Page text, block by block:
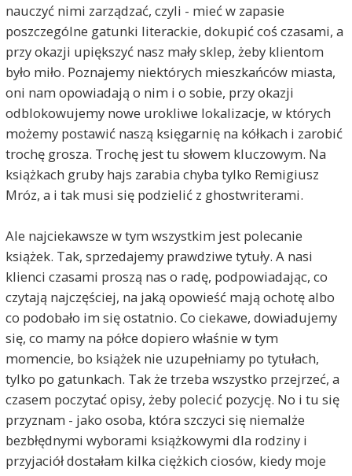
nauczyć nimi zarządzać, czyli - mieć w zapasie
poszczególne gatunki literackie, dokupić coś czasami, a
przy okazji upiększyć nasz mały sklep, żeby klientom
było miło. Poznajemy niektórych mieszkańców miasta,
oni nam opowiadają o nim i o sobie, przy okazji
odblokowujemy nowe urokliwe lokalizacje, w których
możemy postawić naszą księgarnię na kółkach i zarobić
trochę grosza. Trochę jest tu słowem kluczowym. Na
książkach gruby hajs zarabia chyba tylko Remigiusz
Mróz, a i tak musi się podzielić z ghostwriterami.
Ale najciekawsze w tym wszystkim jest polecanie
książek. Tak, sprzedajemy prawdziwe tytuły. A nasi
klienci czasami proszą nas o radę, podpowiadając, co
czytają najczęściej, na jaką opowieść mają ochotę albo
co podobało im się ostatnio. Co ciekawe, dowiadujemy
się, co mamy na półce dopiero właśnie w tym
momencie, bo książek nie uzupełniamy po tytułach,
tylko po gatunkach. Tak że trzeba wszystko przejrzeć, a
czasem poczytać opisy, żeby polecić pozycję. No i tu się
przyznam - jako osoba, która szczyci się niemalże
bezbłędnymi wyborami książkowymi dla rodziny i
przyjaciół dostałam kilka ciężkich ciosów, kiedy moje